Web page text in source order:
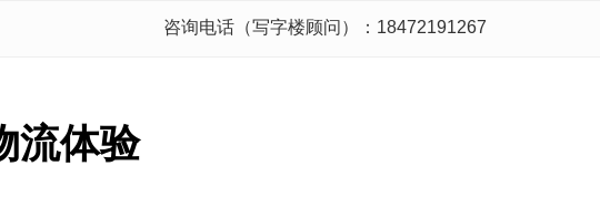
咨询电话（写字楼顾问）：18472191267
流体验